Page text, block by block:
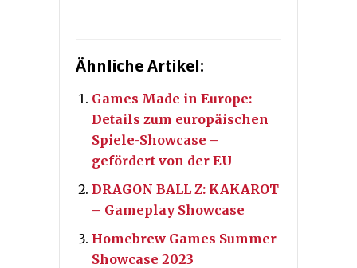
Ähnliche Artikel:
Games Made in Europe:
Details zum europäischen
Spiele-Showcase –
gefördert von der EU
DRAGON BALL Z: KAKAROT
– Gameplay Showcase
Homebrew Games Summer
Showcase 2023